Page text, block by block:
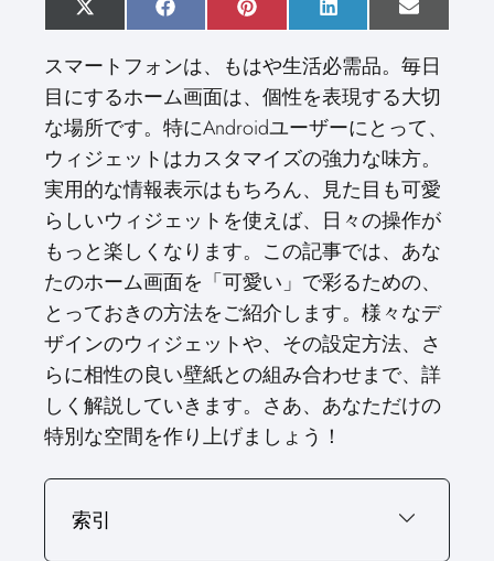
S
h
r
e
o
n
X
(
w
i
t
t
e
r
)
S
h
r
e
o
n
F
a
e
b
o
o
k
S
h
r
o
n
P
i
t
e
s
t
S
h
a
r
e
o
n
L
i
n
k
e
d
I
S
h
r
e
o
n
E
m
i
スマートフォンは、もはや生活必需品。毎日
目にするホーム画面は、個性を表現する大切
な場所です。特にAndroidユーザーにとって、
ウィジェットはカスタマイズの強力な味方。
実用的な情報表示はもちろん、見た目も可愛
らしいウィジェットを使えば、日々の操作が
もっと楽しくなります。この記事では、あな
たのホーム画面を「可愛い」で彩るための、
とっておきの方法をご紹介します。様々なデ
ザインのウィジェットや、その設定方法、さ
らに相性の良い壁紙との組み合わせまで、詳
しく解説していきます。さあ、あなただけの
特別な空間を作り上げましょう！
索引